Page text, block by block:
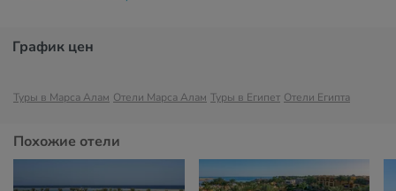
График цен
Туры в Марса Алам Отели Марса Алам Туры в Египет Отели Египта
Похожие отели